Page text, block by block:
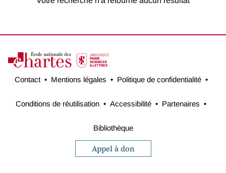
Contact Mentions légales Politique de confidentialité
Conditions de réutilisation Accessibilité Partenaires
Bibliothèque
Appel à don